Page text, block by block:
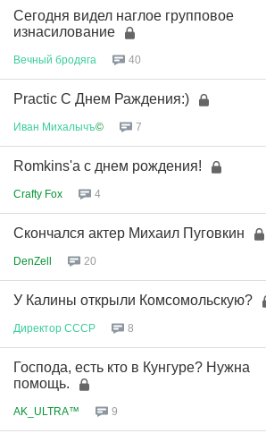
Сегодня видел наглое групповое
изнасилование
Вечный бродяга 40
Practic С Днем Раждения:)
Иван Михалычъ© 7
Romkins'а с днем рождения!
Crafty Fox 4
Скончался актер Михаил Пуговкин
DenZell 20
У Калины открыли Комсомольскую?
Директор СССР 8
Господа, есть кто в Кунгуре? Нужна
помощь.
AK_ULTRA™ 9